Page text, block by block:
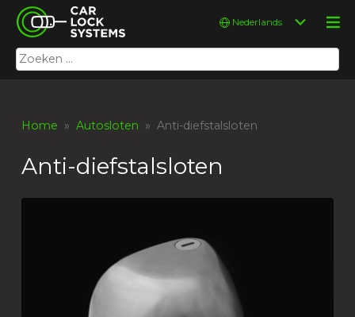
Skip
content
Car Lock Systems
Car Lock Systems
Zoeken
naar:
Kies
taal
Home »Autosloten » Anti-diefstalsloten
Anti-diefstalsloten